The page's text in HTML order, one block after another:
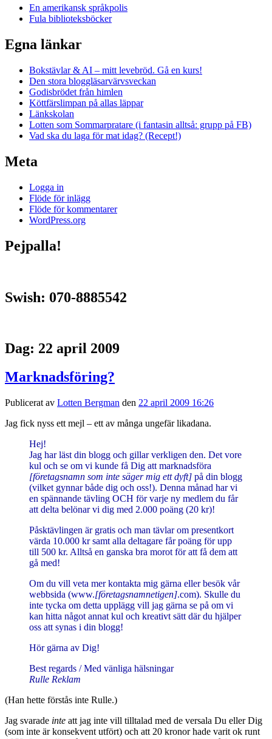
En amerikansk språkpolis
Fula biblioteksböcker
Egna länkar
Bokstävlar & AI – mitt levebröd. Gå en kurs!
Den stora bloggläsarvärvsveckan
Godisbrödet från himlen
Köttfärslimpan på allas läppar
Länkskolan
Lotten som Sommarpratare (i fantasin alltså: grupp på FB)
Vad ska du laga för mat idag? (Recept!)
Meta
Logga in
Flöde för inlägg
Flöde för kommentarer
WordPress.org
Pejpalla!
Swish: 070-8885542
Dag: 22 april 2009
Marknadsföring?
Publicerat av Lotten Bergman den 22 april 2009 16:26
Jag fick nyss ett mejl – ett av många ungefär likadana.
Hej!
Jag har läst din blogg och gillar verkligen den. Det vore
kul och se om vi kunde få Dig att marknadsföra
[företagsnamn som inte säger mig ett dyft] på din blogg
(vilket gynnar både dig och oss!). Denna månad har vi
en spännande tävling OCH för varje ny medlem du får
att delta belönar vi dig med 2.000 poäng (20 kr)!
Påsktävlingen är gratis och man tävlar om presentkort
värda 10.000 kr samt alla deltagare får poäng för upp
till 500 kr. Alltså en ganska bra morot för att få dem att
gå med!
Om du vill veta mer kontakta mig gärna eller besök vår
webbsida (www.[företagsnamnetigen].com). Skulle du
inte tycka om detta upplägg vill jag gärna se på om vi
kan hitta något annat kul och kreativt sätt där du hjälper
oss att synas i din blogg!
Hör gärna av Dig!
Best regards / Med vänliga hälsningar
Rulle Reklam
(Han hette förstås inte Rulle.)
Jag svarade inte att jag inte vill tilltalad med de versala Du eller Dig
(som inte är konsekvent utfört) och att 20 kronor hade varit ok runt